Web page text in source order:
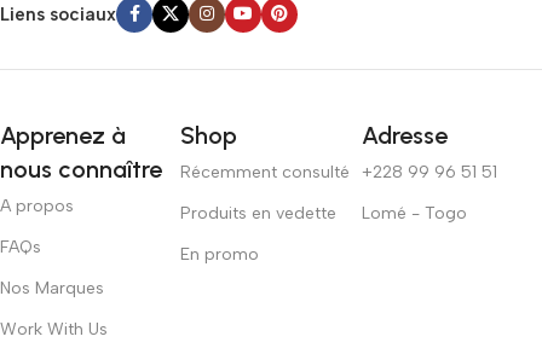
Liens sociaux
Apprenez à
nous connaître
A propos
FAQs
Nos Marques
Work With Us
Shop
Récemment consulté
Produits en vedette
En promo
Adresse
+228 99 96 51 51
Lomé - Togo